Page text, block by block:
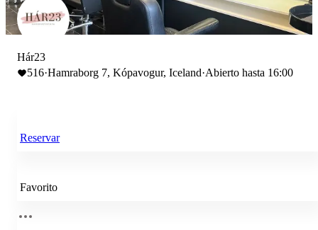
Hár23
516·Hamraborg 7, Kópavogur, Iceland·Abierto hasta 16:00
Reservar
Favorito